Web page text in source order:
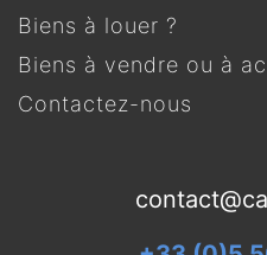
Biens à louer ?
Biens à vendre ou à
Contactez-nous